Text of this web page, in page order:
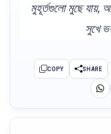
মুহূর্তগুলো মুছে যায়,
সুখে
COPY SHARE